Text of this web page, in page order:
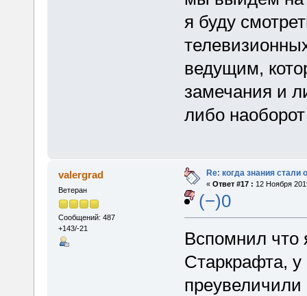
я буду
ведущим,
замечания и
либо
valergrad
Ветеран
Сообщений: 487
+143/-21
Re: когда знания стали
« Ответ #17 : 12 Ноября
(−)0
Вспомнил что
Старкрафта, у
преувеличили